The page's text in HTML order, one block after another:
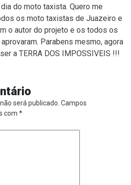
do moto taxista. Quero me
os moto taxistas de Juazeiro e
o autor do projeto e os todos os
Parabens mesmo, agora
a TERRA DOS IMPOSSIVEIS !!!
será publicado. Campos
com *